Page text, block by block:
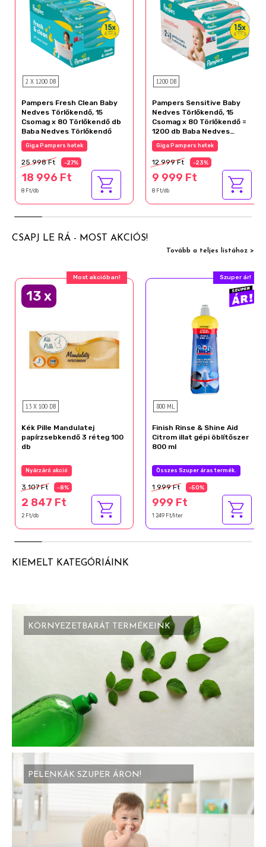
2 X 1200 DB
Pampers Fresh Clean Baby
Nedves Törlőkendő, 15
Csomag x 80 Törlőkendő db
Baba Nedves Törlőkendő
Giga Pampers hetek
25 998 Ft -27%
18 996 Ft
8 Ft/db
1200 DB
Pampers Sensitive Baby
Nedves Törlőkendő, 15
Csomag x 80 Törlőkendő =
1200 db Baba Nedves
Törlőkendő
Giga Pampers hetek
12 999 Ft -23%
9 999 Ft
8 Ft/db
CSAPJ LE RÁ - MOST AKCIÓS!
Tovább a teljes listához >
Most akcióban!
13x
13 X 100 DB
Kék Pille Mandulatej
papírzsebkendő 3 réteg 100
db
Nyárzáró akció
3 107 Ft -8%
2 847 Ft
2 Ft/db
Szuper ár!
800 ML
Finish Rinse & Shine Aid
Citrom illat gépi öblítőszer
800 ml
Összes Szuper áras termék.
1 999 Ft -50%
999 Ft
1 249 Ft/liter
KIEMELT KATEGÓRIÁINK
KÖRNYEZETBARÁT TERMÉKEINK
PELENKÁK SZUPER ÁRON!